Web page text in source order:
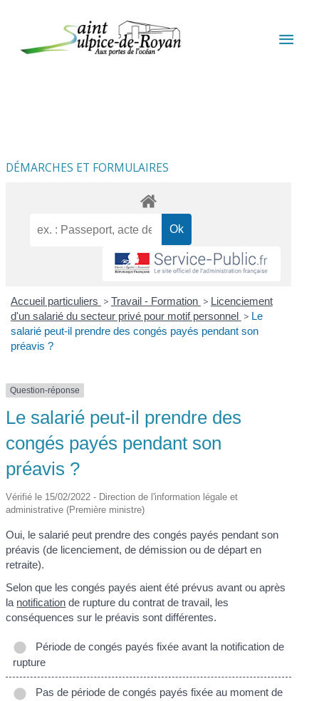
DÉMARCHES ET FORMULAIRES
Accueil particuliers > Travail - Formation > Licenciement
d'un salarié du secteur privé pour motif personnel > Le
salarié peut-il prendre des congés payés pendant son
préavis ?
Question-réponse
Le salarié peut-il prendre des
congés payés pendant son
préavis ?
Vérifié le 15/02/2022 - Direction de l'information légale et
administrative (Première ministre)
Oui, le salarié peut prendre des congés payés pendant son
préavis (de licenciement, de démission ou de départ en
retraite).
Selon que les congés payés aient été prévus avant ou après
la notification de rupture du contrat de travail, les
conséquences sur le préavis sont différentes.
Période de congés payés fixée avant la notification de
rupture
Pas de période de congés payés fixée au moment de